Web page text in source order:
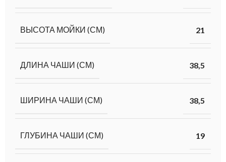
ВЫСОТА МОЙКИ (СМ) 21
ДЛИНА ЧАШИ (СМ) 38,5
ШИРИНА ЧАШИ (СМ) 38,5
ГЛУБИНА ЧАШИ (СМ) 19